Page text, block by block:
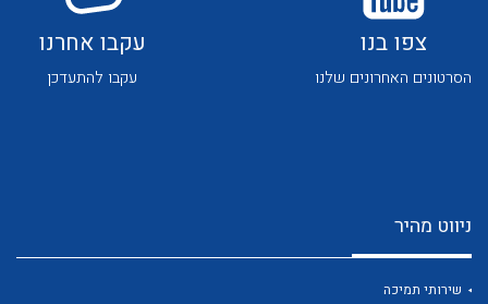
צפו בנו
הסרטונים האחרונים שלנו
עקבו אחרנו
עקבו להתעדכן
ניווט מהיר
שירותי תמיכה